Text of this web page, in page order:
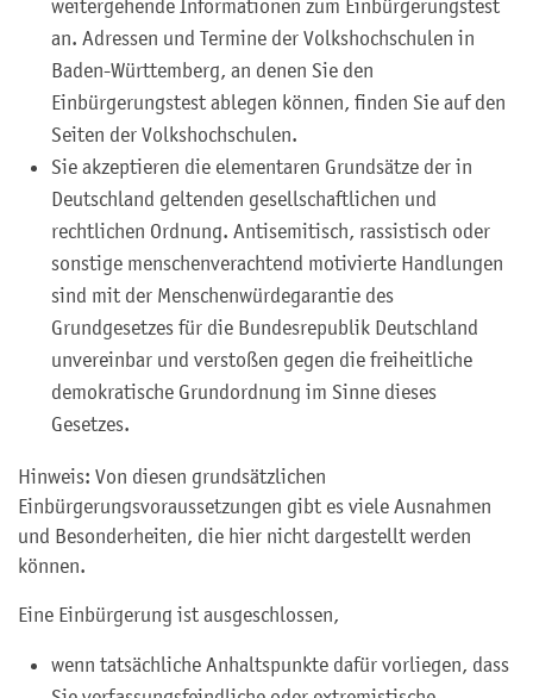
weitergehende Informationen zum Einbürgerungstest
an. Adressen und Termine der Volkshochschulen in
Baden-Württemberg, an denen Sie den
Einbürgerungstest ablegen können, finden Sie auf den
Seiten der Volkshochschulen.
Sie akzeptieren die elementaren Grundsätze der in
Deutschland geltenden gesellschaftlichen und
rechtlichen Ordnung. Antisemitisch, rassistisch oder
sonstige menschenverachtend motivierte Handlungen
sind mit der Menschenwürdegarantie des
Grundgesetzes für die Bundesrepublik Deutschland
unvereinbar und verstoßen gegen die freiheitliche
demokratische Grundordnung im Sinne dieses
Gesetzes.
Hinweis: Von diesen grundsätzlichen
Einbürgerungsvoraussetzungen gibt es viele Ausnahmen
und Besonderheiten, die hier nicht dargestellt werden
können.
Eine Einbürgerung ist ausgeschlossen,
wenn tatsächliche Anhaltspunkte dafür vorliegen, dass